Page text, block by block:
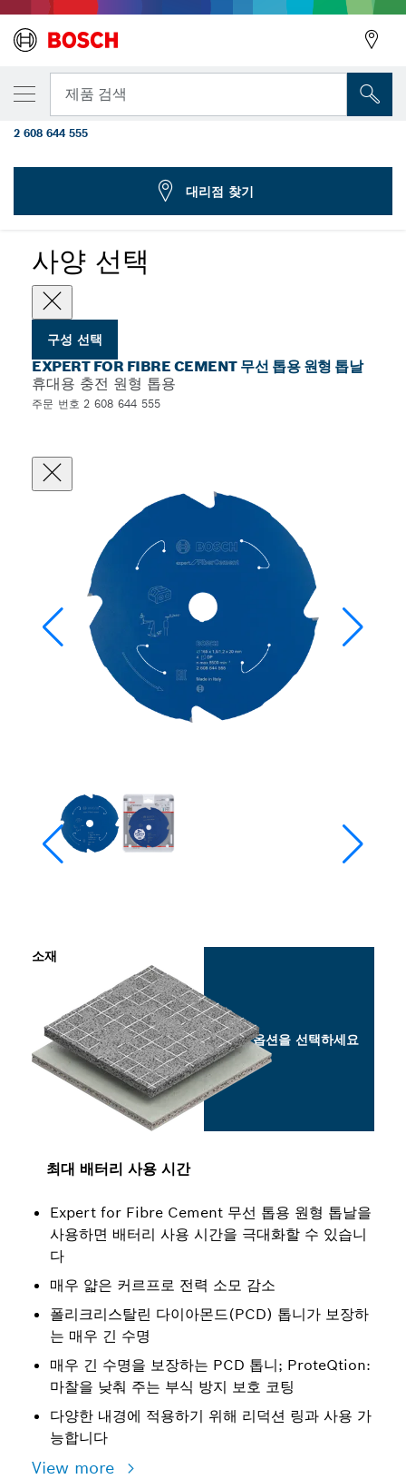
제품 검색
사양 선택
구성 선택
EXPERT FOR FIBRE CEMENT 무선 톱용 원형 톱날
휴대용 충전 원형 톱용
주문 번호 2 608 644 555
최대 배터리 사용 시간
Expert for Fibre Cement 무선 톱용 원형 톱날을
사용하면 배터리 사용 시간을 극대화할 수 있습니
다
매우 얇은 커르프로 전력 소모 감소
폴리크리스탈린 다이아몬드(PCD) 톱니가 보장하
는 매우 긴 수명
매우 긴 수명을 보장하는 PCD 톱니; ProteQtion:
마찰을 낮춰 주는 부식 방지 보호 코팅
다양한 내경에 적용하기 위해 리덕션 링과 사용 가
능합니다
View more
소재
옵션을 선택하세요
선택한 변형
Expert for Fibre Cement 무선 톱용 원형 톱
날 165x1.8/1.2x20 T4
2 608 644 555
대리점 찾기